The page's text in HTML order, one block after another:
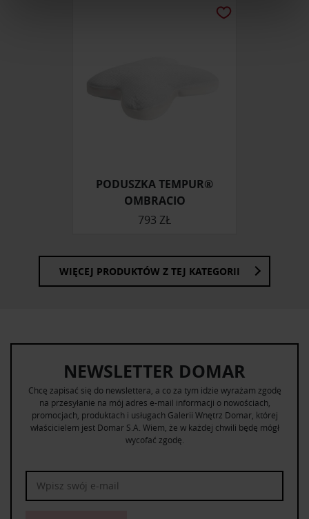
PODUSZKA TEMPUR®
OMBRACIO
793 ZŁ
WIĘCEJ PRODUKTÓW Z TEJ KATEGORII
NEWSLETTER DOMAR
Chcę zapisać się do newslettera, a co za tym idzie wyrażam zgodę
na przesyłanie na mój adres e-mail informacji o nowościach,
promocjach, produktach i usługach Galerii Wnętrz Domar, której
właścicielem jest Domar S.A. Wiem, że w każdej chwili będę mógł
wycofać zgodę.